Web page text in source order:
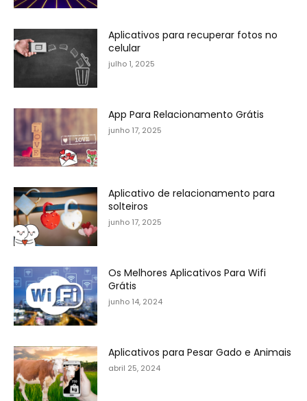
Aplicativos para recuperar fotos no
celular
julho 1, 2025
App Para Relacionamento Grátis
junho 17, 2025
Aplicativo de relacionamento para
solteiros
junho 17, 2025
Os Melhores Aplicativos Para Wifi
Grátis
junho 14, 2024
Aplicativos para Pesar Gado e Animais
abril 25, 2024